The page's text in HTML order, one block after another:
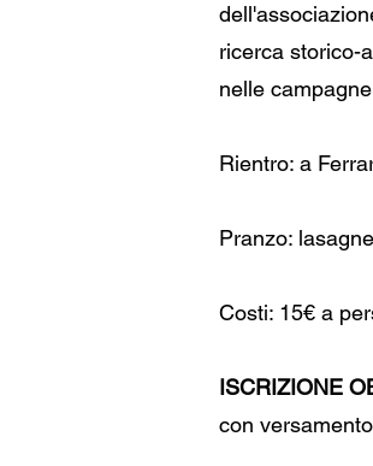
ricerca storico-
nelle
Rientro: a
Pranzo:
Costi: 15€ a
ISCRIZIONE
con